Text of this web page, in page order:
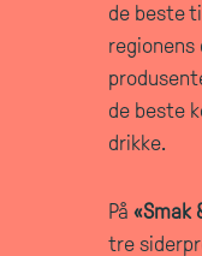
de beste
regionens
de beste
drikke.
På «Smak
tre